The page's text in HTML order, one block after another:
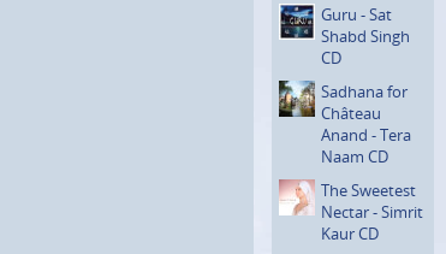
Guru - Sat
Shabd Singh
CD
Sadhana for
Château
Anand - Tera
Naam CD
The Sweetest
Nectar - Simrit
Kaur CD